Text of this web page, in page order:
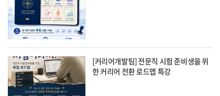
[커리어개발팀] 전문직 시험 준비생을 위
한 커리어 전환 로드맵 특강